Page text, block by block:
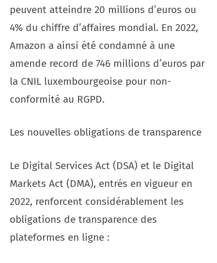
peuvent atteindre 20 millions d’euros ou
4% du chiffre d’affaires mondial. En 2022,
Amazon a ainsi été condamné à une
amende record de 746 millions d’euros par
la CNIL luxembourgeoise pour non-
conformité au RGPD.
Les nouvelles obligations de transparence
Le Digital Services Act (DSA) et le Digital
Markets Act (DMA), entrés en vigueur en
2022, renforcent considérablement les
obligations de transparence des
plateformes en ligne :